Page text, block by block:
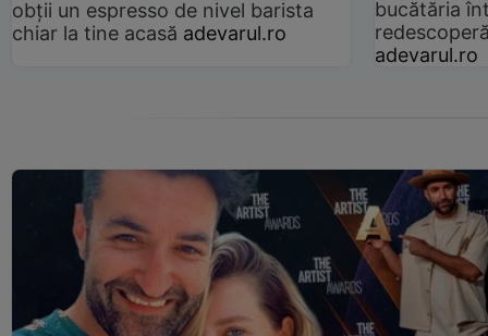
obții un espresso de nivel barista
chiar la tine acasă adevarul.ro
bucătăria
adevarul.ro